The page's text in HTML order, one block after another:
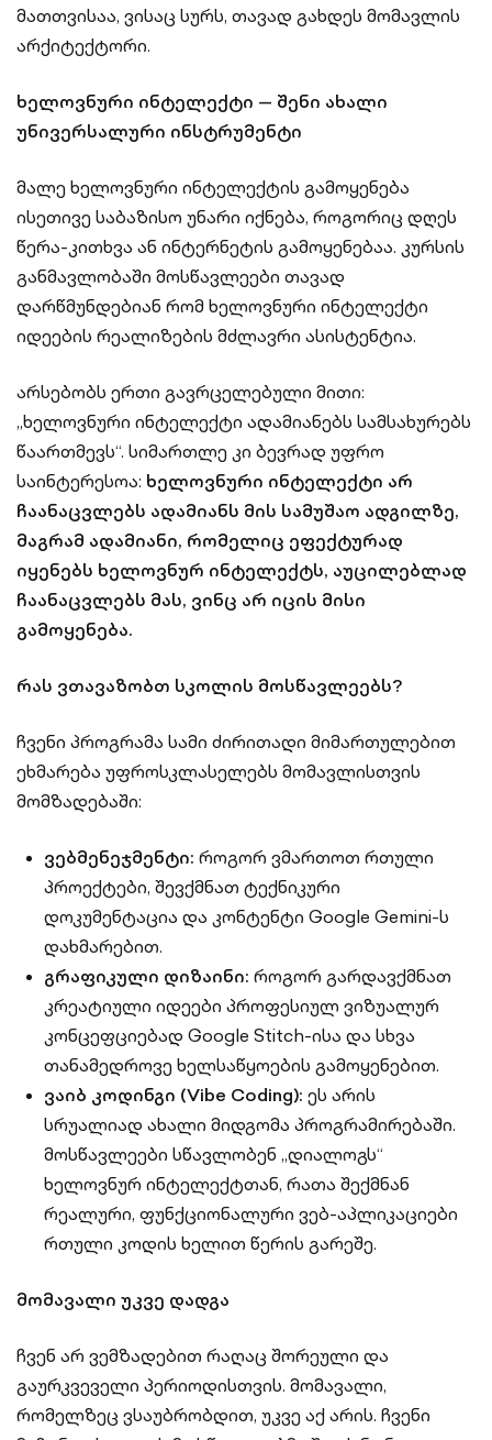
მათთვისაა, ვისაც სურს, თავად გახდეს მომავლის
არქიტექტორი.
ხელოვნური ინტელექტი — შენი ახალი
უნივერსალური ინსტრუმენტი
მალე ხელოვნური ინტელექტის გამოყენება
ისეთივე საბაზისო უნარი იქნება, როგორიც დღეს
წერა-კითხვა ან ინტერნეტის გამოყენებაა. კურსის
განმავლობაში მოსწავლეები თავად
დარწმუნდებიან რომ ხელოვნური ინტელექტი
იდეების რეალიზების მძლავრი ასისტენტია.
არსებობს ერთი გავრცელებული მითი:
„ხელოვნური ინტელექტი ადამიანებს სამსახურებს
წაართმევს“. სიმართლე კი ბევრად უფრო
საინტერესოა: ხელოვნური ინტელექტი არ
ჩაანაცვლებს ადამიანს მის სამუშაო ადგილზე,
მაგრამ ადამიანი, რომელიც ეფექტურად
იყენებს ხელოვნურ ინტელექტს, აუცილებლად
ჩაანაცვლებს მას, ვინც არ იცის მისი
გამოყენება.
რას ვთავაზობთ სკოლის მოსწავლეებს?
ჩვენი პროგრამა სამი ძირითადი მიმართულებით
ეხმარება უფროსკლასელებს მომავლისთვის
მომზადებაში:
ვებმენეჯმენტი: როგორ ვმართოთ რთული
პროექტები, შევქმნათ ტექნიკური
დოკუმენტაცია და კონტენტი Google Gemini-ს
დახმარებით.
გრაფიკული დიზაინი: როგორ გარდავქმნათ
კრეატიული იდეები პროფესიულ ვიზუალურ
კონცეფციებად Google Stitch-ისა და სხვა
თანამედროვე ხელსაწყოების გამოყენებით.
ვაიბ კოდინგი (Vibe Coding): ეს არის
სრუალიად ახალი მიდგომა პროგრამირებაში.
მოსწავლეები სწავლობენ „დიალოგს“
ხელოვნურ ინტელექტთან, რათა შექმნან
რეალური, ფუნქციონალური ვებ-აპლიკაციები
რთული კოდის ხელით წერის გარეშე.
მომავალი უკვე დადგა
ჩვენ არ ვემზადებით რაღაც შორეული და
გაურკვეველი პერიოდისთვის. მომავალი,
რომელზეც ვსაუბრობდით, უკვე აქ არის. ჩვენი